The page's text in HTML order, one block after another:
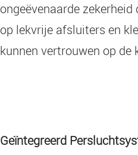
ongeëvenaarde
op lekvrije afsluiters en
kunnen vertrouwen op
Geïntegreerd